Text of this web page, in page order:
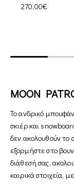
270,00€
MOON
Το ανδρικό μπουφάν
σκιέρ και
δεν ακολουθούν το
εξορμήστε στο
διάθεσή σας,
καιρικά στοιχεία,